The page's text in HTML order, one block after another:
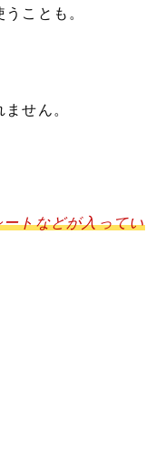
ことも。
せん。
トなどが入ってい